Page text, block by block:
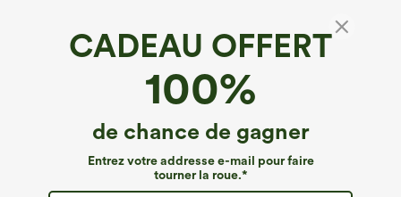
CADEAU OFFERT
100%
de chance de gagner
Entrez votre addresse e-mail pour faire
tourner la roue.*
Halara Flex™ Pantalon de travail taille haute à
€53,95 EUR Buy 2, Get 1 Free